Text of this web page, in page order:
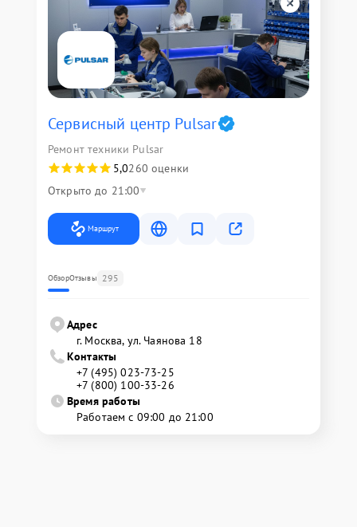
Сервисный центр Pulsar
Ремонт техники Pulsar
5,0260 оценки
Открыто до 21:00
Маршрут
ОбзорОтзывы 295
Адрес
г. Москва, ул. Чаянова 18
Контакты
+7 (495) 023-73-25
+7 (800) 100-33-26
Время работы
Работаем с 09:00 до 21:00